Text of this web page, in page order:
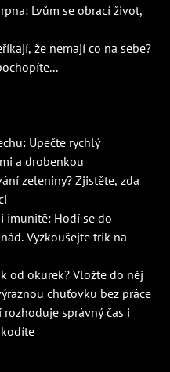
Lvům se obrací život,
že nemají co na sebe?
Upečte rychlý
a drobenkou
zeleniny? Zjistěte, zda
imunitě: Hodí se do
Vyzkoušejte trik na
od okurek? Vložte do něj
chuťovku bez práce
správný čas i